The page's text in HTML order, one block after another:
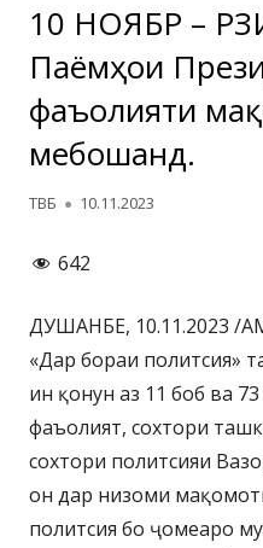
10 НОЯБР –
Паёмҳои
фаъолияти
мебошанд.
Автор
ТВБ Опубликовано
10.11.2023
642
ДУШАНБЕ, 10.11.2023 /
«Дар бораи политсия»
ин қонун аз 11 боб ва 73
фаъолият, сохтори
сохтори политсияи
он дар низоми
политсия бо ҷомеаро